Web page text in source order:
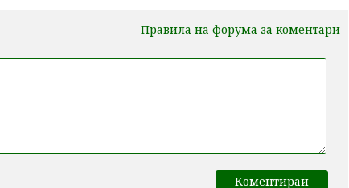
Правила на форума за коментари